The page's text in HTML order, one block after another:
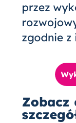
przez
zgodnie z
Zobacz